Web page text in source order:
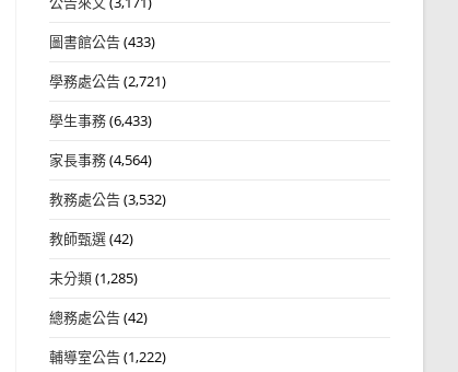
圖書館公告(433)
學務處公告(2,721)
學生事務(6,433)
家長事務(4,564)
教務處公告(3,532)
教師甄選(42)
未分類(1,285)
總務處公告(42)
輔導室公告(1,222)